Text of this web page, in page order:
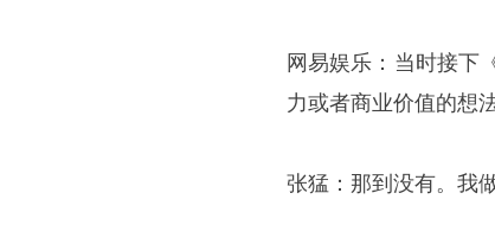
网易娱乐：当时接下
力或者商业价值的想
张猛：那到没有。我